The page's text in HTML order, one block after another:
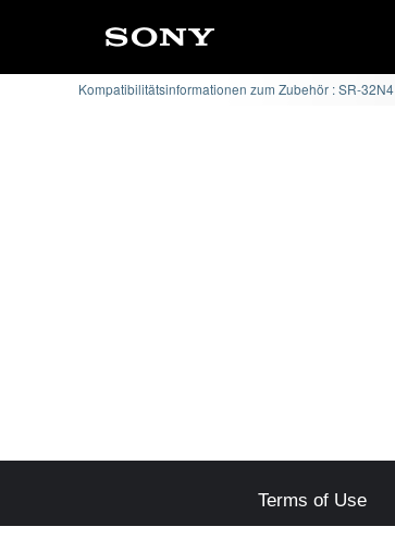
Kompatibilitätsinformationen zum Zubehör : SR-32N4
Terms of Use